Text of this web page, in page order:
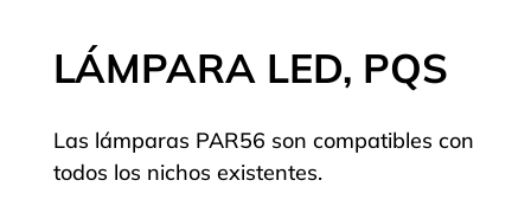
LÁMPARA LED, PQS
Las lámparas PAR56 son compatibles con
todos los nichos existentes.